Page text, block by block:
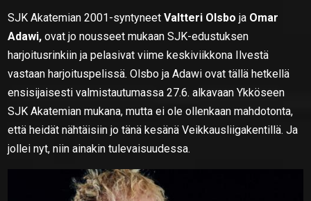
SJK Akatemian 2001-syntyneetValtteri Olsbo ja Omar
Adawi, ovat jo nousseet mukaan SJK-edustuksen
harjoitusrinkiin ja pelasivat viime keskiviikkona Ilvestä
vastaan harjoituspelissä. Olsbo ja Adawi ovat tällä hetkellä
ensisijaisesti valmistautumassa 27.6. alkavaan Ykköseen
SJK Akatemian mukana, mutta ei ole ollenkaan mahdotonta,
että heidät nähtäisiin jo tänä kesänä Veikkausliigakentillä. Ja
jollei nyt, niin ainakin tulevaisuudessa.